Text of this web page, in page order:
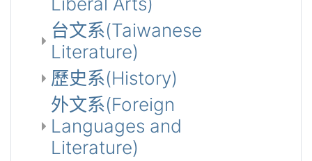
台文系(Taiwanese
Literature)
歷史系(History)
外文系(Foreign
Languages and
Literature)